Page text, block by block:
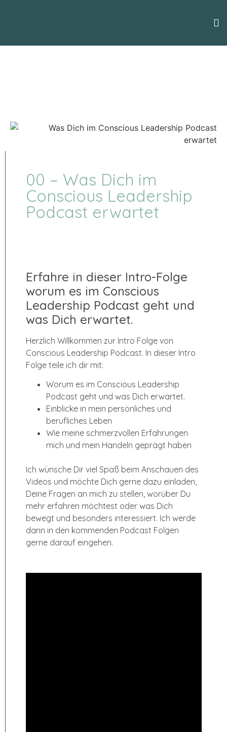
00 – Was Dich im
Conscious Leadership
Podcast erwartet
Erfahre in dieser Intro-Folge
worum es im Conscious
Leadership Podcast geht und
was Dich erwartet.
Herzlich Willkommen zur Intro Folge von
Conscious Leadership Podcast. In dieser Intro
Folge teile ich dir mit:
Worum es im Conscious Leadership
Podcast geht und was Dich erwartet.
Einblicke in mein persönliches und
berufliches Leben
Wie meine schmerzvollen Erfahrungen
mich und mein Handeln geprägt haben
Ich wünsche Dir viel Spaß beim Anschauen des
Videos und möchte Dich gerne dazu einladen,
Deine Fragen an mich zu stellen, worüber Du
mehr erfahren möchtest oder was Dich
bewegt und besonders interessiert. Ich werde
dann in den kommenden Podcast Folgen
gerne darauf eingehen.